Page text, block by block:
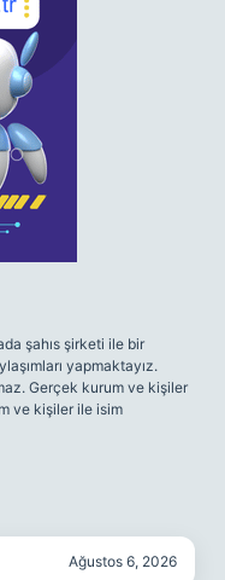
şahıs şirketi ile bir
yapmaktayız.
Gerçek kurum ve kişiler
ve kişiler ile isim
Ağustos 6, 2026